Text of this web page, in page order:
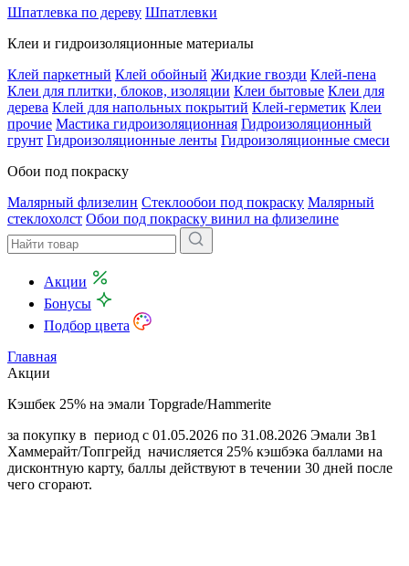
Шпатлевка по дереву Шпатлевки
Клеи и гидроизоляционные материалы
Клей паркетный Клей обойный Жидкие гвозди Клей-пена
Клеи для плитки, блоков, изоляции Клеи бытовые Клеи для
дерева Клей для напольных покрытий Клей-герметик Клеи
прочие Мастика гидроизоляционная Гидроизоляционный
грунт Гидроизоляционные ленты Гидроизоляционные смеси
Обои под покраску
Малярный флизелин Стеклообои под покраску Малярный
стеклохолст Обои под покраску винил на флизелине
Акции
Бонусы
Подбор цвета
Главная
Акции
Кэшбек 25% на эмали Topgrade/Hammerite
за покупку в период с 01.05.2026 по 31.08.2026 Эмали 3в1
Хаммерайт/Топгрейд начисляется 25% кэшбэка баллами на
дисконтную карту, баллы действуют в течении 30 дней после
чего сгорают.